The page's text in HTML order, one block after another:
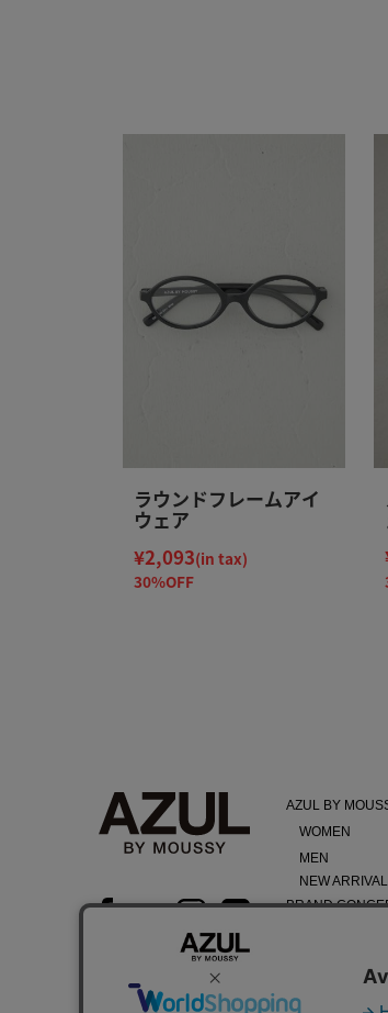
ラウンドフレームアイ
ウェア
¥2,093(in tax)
30%OFF
AZUL BY
WOMEN
MEN
NEW ARRIVAL
BRAND